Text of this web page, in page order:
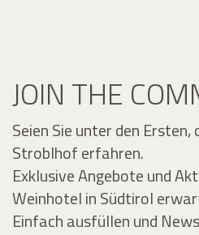
JOIN THE
Seien Sie unter den
Stroblhof erfahren.
Exklusive Angebote und
Weinhotel in Südtirol
Einfach ausfüllen und